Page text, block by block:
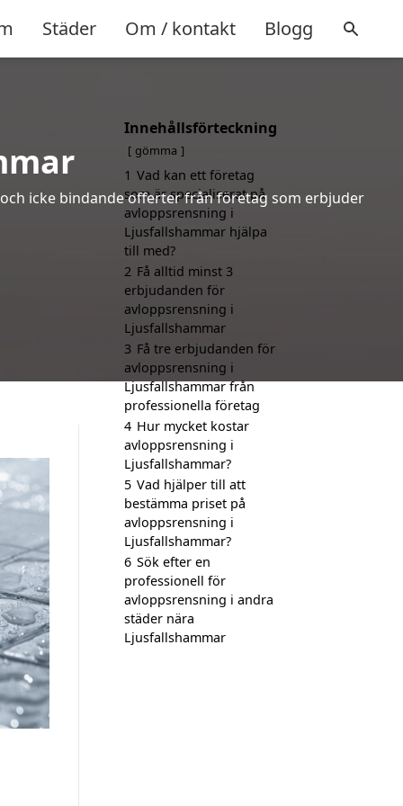
Städer Om / kontakt Blogg
icke bindande offerter från företag som erbjuder
Innehållsförteckning
gömma
1 Vad kan ett företag
som är specialiserat på
avloppsrensning i
Ljusfallshammar hjälpa
till med?
2 Få alltid minst 3
erbjudanden för
avloppsrensning i
Ljusfallshammar
3 Få tre erbjudanden för
avloppsrensning i
Ljusfallshammar från
professionella företag
4 Hur mycket kostar
avloppsrensning i
Ljusfallshammar?
5 Vad hjälper till att
bestämma priset på
avloppsrensning i
Ljusfallshammar?
6 Sök efter en
professionell för
avloppsrensning i andra
städer nära
Ljusfallshammar